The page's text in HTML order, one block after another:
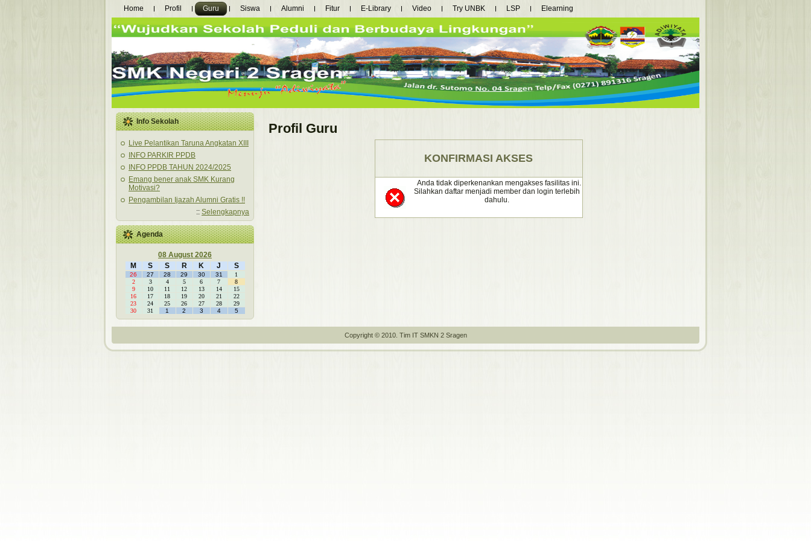
Home Profil Guru Siswa Alumni Fitur E-Library Video Try UNBK LSP Elearning
Info Sekolah
Live Pelantikan Taruna Angkatan XIII
INFO PARKIR PPDB
INFO PPDB TAHUN 2024/2025
Emang bener anak SMK Kurang
Motivasi?
Pengambilan Ijazah Alumni Gratis !!
:: Selengkapnya
Agenda
08 August 2026
M
S S R K J S
26 27 28 29 30 31
1
2
3 4 5 6 7
8
9
10 11 12 13 14
15
16
17 18 19 20 21
22
23
24 25 26 27 28
29
30
31 1 2 3 4 5
Profil Guru
KONFIRMASI AKSES
Anda tidak diperkenankan mengakses fasilitas ini.
Silahkan daftar menjadi member dan login terlebih
dahulu.
Copyright © 2010. Tim IT SMKN 2 Sragen